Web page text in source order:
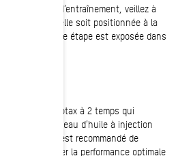
courroie d’entraînement, veillez à
et à ce qu’elle soit positionnée à la
Cette étape est exposée dans
un moteur Rotax à 2 temps qui
Vérifiez le niveau d’huile à injection
au besoin. Il est recommandé de
2T pour assurer la performance optimale